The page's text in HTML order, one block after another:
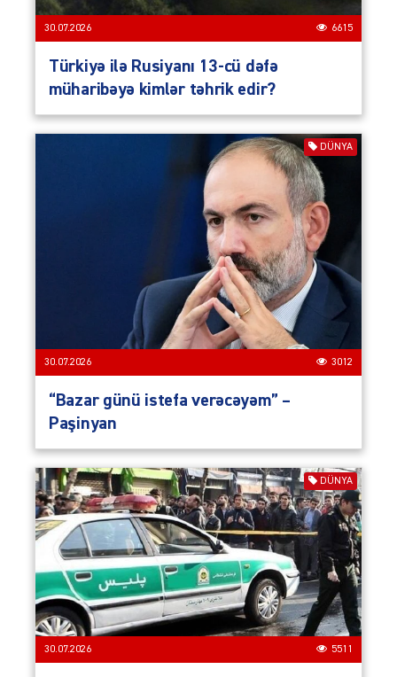
30.07.2026 6615
Türkiyə ilə Rusiyanı 13-cü dəfə
müharibəyə kimlər təhrik edir?
DÜNYA
30.07.2026 3012
“Bazar günü istefa verəcəyəm” –
Paşinyan
DÜNYA
30.07.2026 5511